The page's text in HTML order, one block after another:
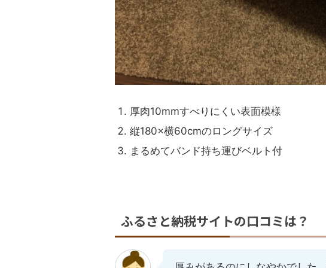
厚肉10mmすべりにくい表面模様
縦180×横60cmのロングサイズ
まるめてバンド持ち運びベルト付
ふるさと納税サイトの口コミは？